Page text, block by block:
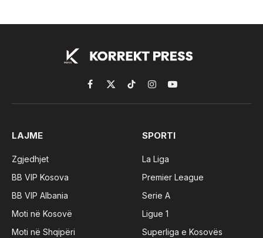
Facebook
X
(Twitter)
TikTokInstagramYouTube
LAJME
Zgjedhjet
BB VIP Kosova
BB VIP Albania
Moti në Kosovë
Moti në Shqipëri
SPORTI
La Liga
Premier League
Serie A
Ligue 1
Superliga e Kosovës